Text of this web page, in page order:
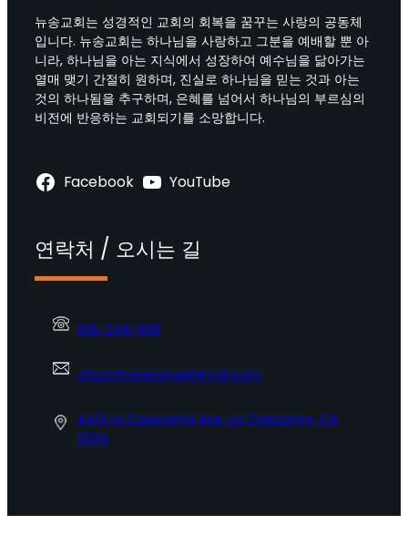
뉴송교회는 성경적인 교회의 회복을 꿈꾸는 사랑의 공동체
입니다. 뉴송교회는 하나님을 사랑하고 그분을 예배할 뿐 아
니라, 하나님을 아는 지식에서 성장하여 예수님을 닮아가는
열매 맺기 간절히 원하며, 진실로 하나님을 믿는 것과 아는
것의 하나됨을 추구하며, 은혜를 넘어서 하나님의 부르심의
비전에 반응하는 교회되기를 소망합니다.
Facebook YouTube
연락처 / 오시는 길
818-248-9191
churchnewsong@gmail.com
4413 La Crescenta Ave. La Crescenta, CA
91214